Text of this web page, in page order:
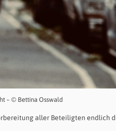
– © Bettina Osswald
aller Beteiligten endlich